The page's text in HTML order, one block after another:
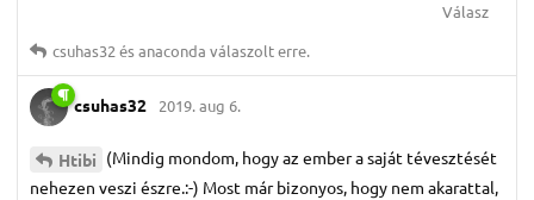
Válasz
csuhas32 ésanaconda válaszolt erre.
csuhas32 2019. aug 6.
Htibi (Mindig mondom, hogy az ember a saját tévesztését
nehezen veszi észre.:-) Most már bizonyos, hogy nem akarattal,